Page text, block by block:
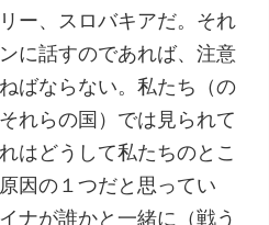
ー、スロバキアだ。それ
に話すのであれば、注意
ばならない。私たち（の
れらの国）では見られて
はどうして私たちのとこ
因の１つだと思ってい
ナが誰かと一緒に（戦う